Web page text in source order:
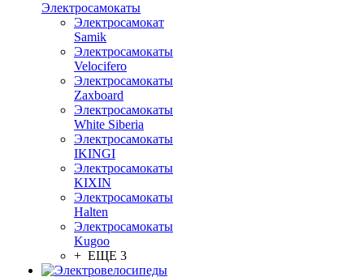
Электросамокаты
Электросамокат
Samik
Электросамокаты
Velocifero
Электросамокаты
Zaxboard
Электросамокаты
White Siberia
Электросамокаты
IKINGI
Электросамокаты
KIXIN
Электросамокаты
Halten
Электросамокаты
Kugoo
+ ЕЩЕ 3